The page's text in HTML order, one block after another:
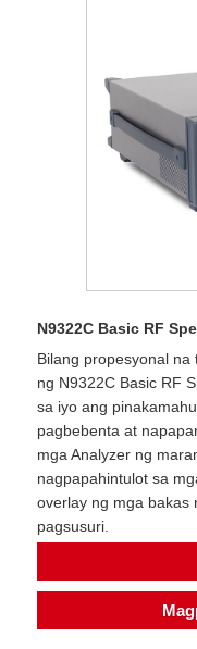
N9322C Basic RF
Bilang propesyonal
ng N9322C Basic RF
sa iyo ang
pagbebenta at
mga Analyzer ng
nagpapahintulot sa
overlay ng mga bakas
pagsusuri.